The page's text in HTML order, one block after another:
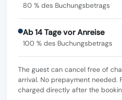
80 % des Buchungsbetrags
Ab 14 Tage vor Anreise
100 % des Buchungsbetrags
The guest can cancel free of
arrival. No prepayment needed.
charged directly after the